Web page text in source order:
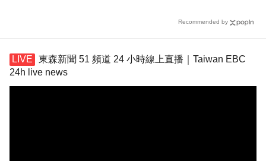
Recommended by
東森新聞 51 頻道 24 小時線上直播｜Taiwan EBC
24h live news